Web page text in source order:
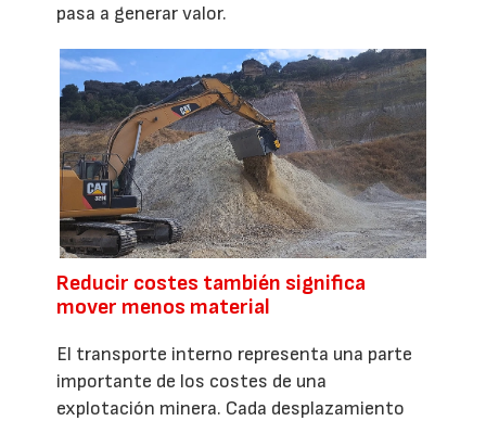
pasa a generar valor.
Reducir costes también significa
mover menos material
El transporte interno representa una parte
importante de los costes de una
explotación minera. Cada desplazamiento